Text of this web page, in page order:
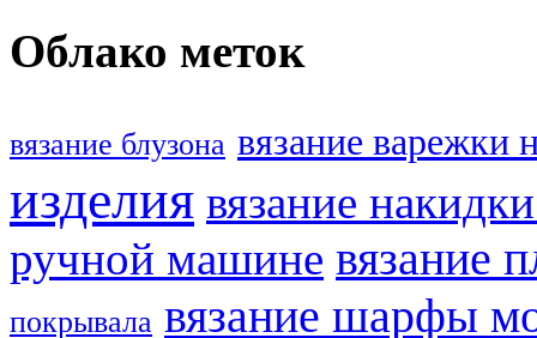
Облако меток
вязание блузона вязание варежки
изделия вязание
ручной машине вязание
покрывала вязание шарфы